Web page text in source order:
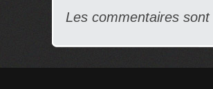
Les commentaires sont